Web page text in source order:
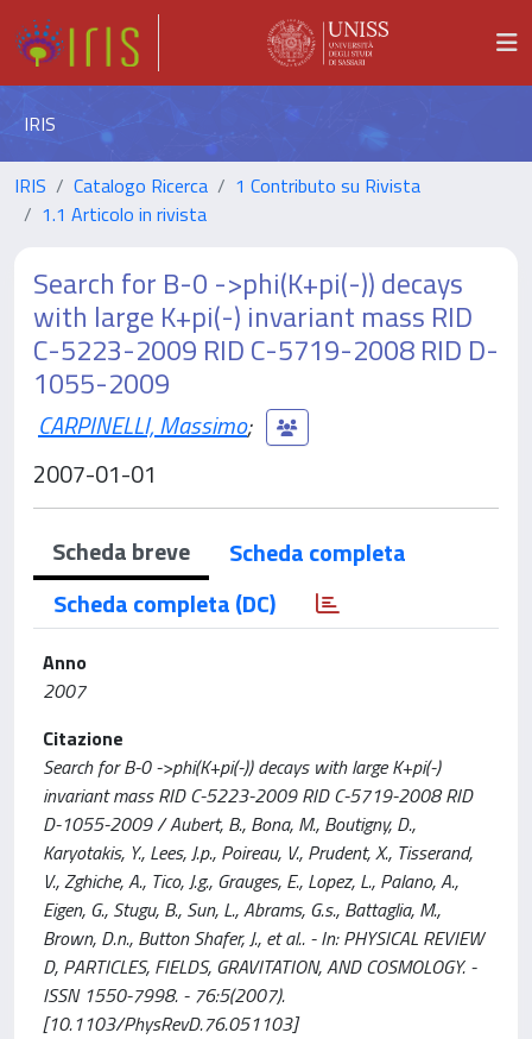
IRIS
IRIS Catalogo Ricerca
1 Contributo su Rivista
1.1 Articolo in rivista
Search for B-0 ->phi(K+pi(-)) decays
with large K+pi(-) invariant mass RID
C-5223-2009 RID C-5719-2008 RID D-
1055-2009
CARPINELLI, Massimo;
2007-01-01
Scheda breve
Scheda completa
Scheda completa (DC)
Anno
2007
Citazione
Search for B-0 ->phi(K+pi(-)) decays with large K+pi(-)
invariant mass RID C-5223-2009 RID C-5719-2008 RID
D-1055-2009 / Aubert, B., Bona, M., Boutigny, D.,
Karyotakis, Y., Lees, J.p., Poireau, V., Prudent, X., Tisserand,
V., Zghiche, A., Tico, J.g., Grauges, E., Lopez, L., Palano, A.,
Eigen, G., Stugu, B., Sun, L., Abrams, G.s., Battaglia, M.,
Brown, D.n., Button Shafer, J., et al.. - In: PHYSICAL REVIEW
D, PARTICLES, FIELDS, GRAVITATION, AND COSMOLOGY. -
ISSN 1550-7998. - 76:5(2007).
[10.1103/PhysRevD.76.051103]